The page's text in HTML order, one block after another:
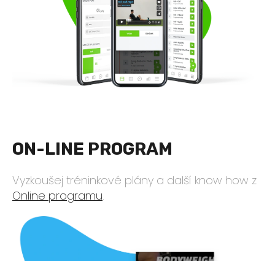
ON-LINE PROGRAM
Vyzkoušej tréninkové plány a další know how z
Online programu.